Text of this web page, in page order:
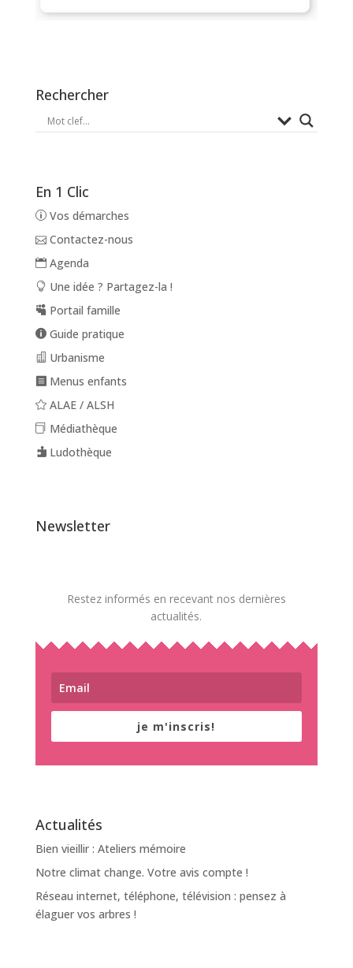
Rechercher
En 1 Clic
Vos démarches
Contactez-nous
Agenda
Une idée ? Partagez-la !
Portail famille
Guide pratique
Urbanisme
Menus enfants
ALAE / ALSH
Médiathèque
Ludothèque
Newsletter
Restez informés en recevant nos dernières
actualités.
je m'inscris!
Actualités
Bien vieillir : Ateliers mémoire
Notre climat change. Votre avis compte !
Réseau internet, téléphone, télévision : pensez à
élaguer vos arbres !